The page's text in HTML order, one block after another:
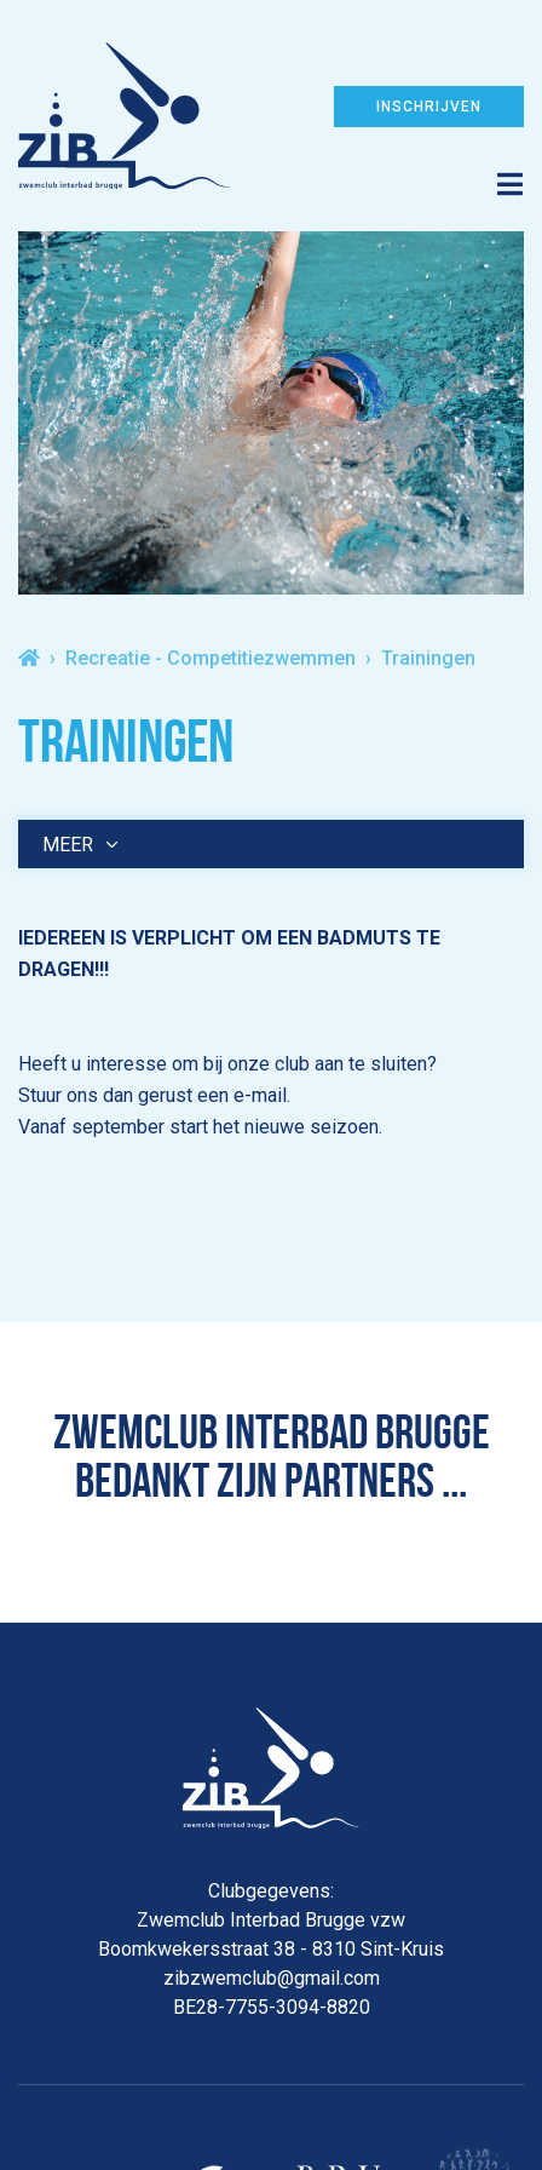
INSCHRIJVEN
Recreatie - Competitiezwemmen Trainingen
TRAININGEN
MEER
IEDEREEN IS VERPLICHT OM EEN BADMUTS TE
DRAGEN!!!
Heeft u interesse om bij onze club aan te sluiten?
Stuur ons dan gerust een e-mail.
Vanaf september start het nieuwe seizoen.
ZWEMCLUB INTERBAD BRUGGE
BEDANKT ZIJN PARTNERS ...
Clubgegevens:
Zwemclub Interbad Brugge vzw
Boomkwekersstraat 38 - 8310 Sint-Kruis
zibzwemclub@gmail.com
BE28-7755-3094-8820